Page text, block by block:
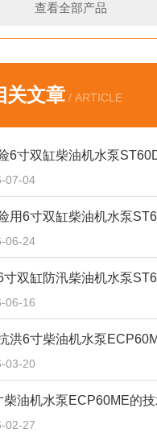
查看全部产品
关文章 / ARTICLE
07-04
06-24
06-16
03-20
02-27